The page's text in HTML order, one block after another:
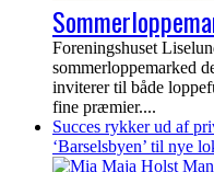
Foreningshuset
sommerloppemarked
inviterer til både
fine præmier....
Succes rykker ud af
‘Barselsbyen’ til nye